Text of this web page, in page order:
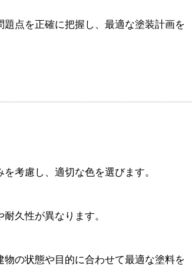
点を正確に把握し、最適な塗装計画を
考慮し、適切な色を選びます。
久性が異なります。
の状態や目的に合わせて最適な塗料を